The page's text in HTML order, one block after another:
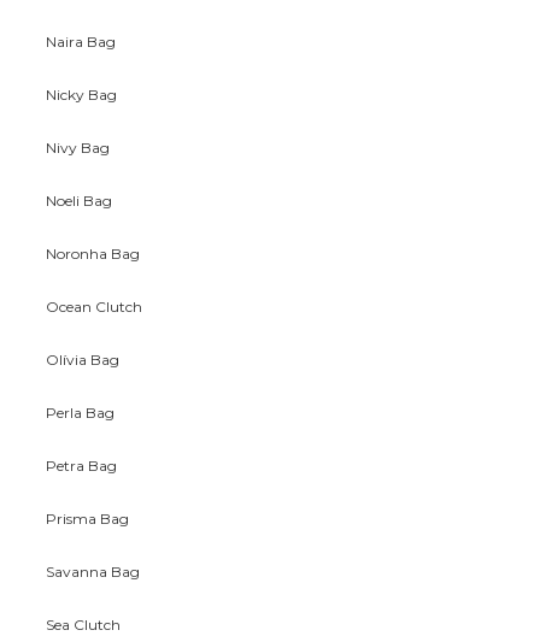
Naira Bag
Nicky Bag
Nivy Bag
Noeli Bag
Noronha Bag
Ocean Clutch
Olívia Bag
Perla Bag
Petra Bag
Prisma Bag
Savanna Bag
Sea Clutch